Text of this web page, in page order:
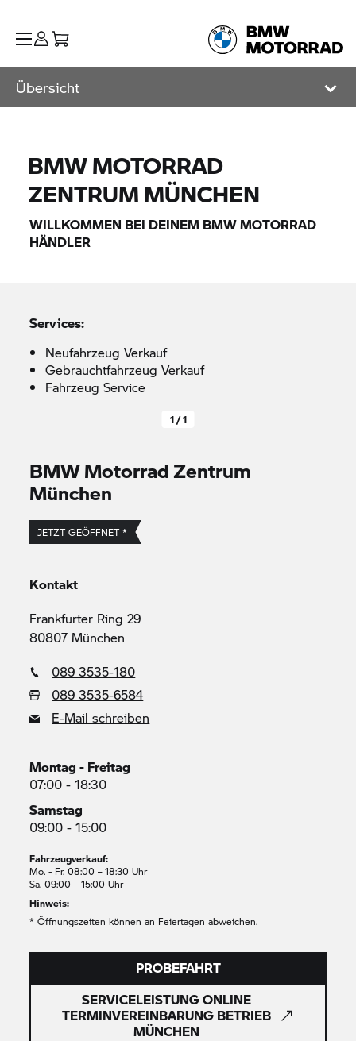
Übersicht
BMW MOTORRAD
ZENTRUM MÜNCHEN
WILLKOMMEN BEI DEINEM BMW MOTORRAD
HÄNDLER
Services:
Neufahrzeug Verkauf
Gebrauchtfahrzeug Verkauf
Fahrzeug Service
1 / 1
BMW MotorradZentrum
München
JETZT GEÖFFNET *
Kontakt
Frankfurter Ring 29
80807 München
089 3535-180
089 3535-6584
E-Mail schreiben
Montag - Freitag
07:00 - 18:30
Samstag
09:00 - 15:00
Fahrzeugverkauf:
Mo. - Fr. 08:00 – 18:30 Uhr
Sa. 09:00 – 15:00 Uhr
Hinweis:
* Öffnungszeiten können an Feiertagen abweichen.
PROBEFAHRT
SERVICELEISTUNG ONLINE
TERMINVEREINBARUNG BETRIEB
MÜNCHEN